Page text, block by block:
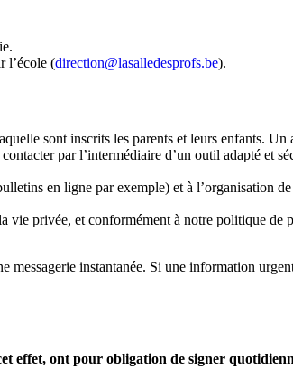
l’école (direction@lasalledesprofs.be).
sont inscrits les parents et leurs enfants.
par l’intermédiaire d’un outil adapté et
en ligne par exemple) et à l’organisation
vie privée, et conformément à notre politique
messagerie instantanée. Si une information
effet, ont pour obligation de signer